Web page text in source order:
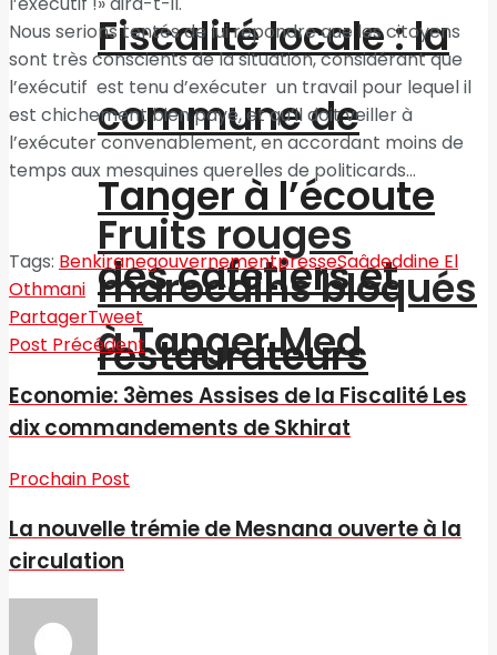
Fruits rouges
marocains bloqués
à Tanger Med
Fiscalité locale : la
commune de
Tanger à l’écoute
des cafetiers et
restaurateurs
Nous serions tentés de lui répondre que les citoyens
sont très conscients de la situation, considérant que
l’exécutif est tenu d’exécuter un travail pour lequel il
est chichement bien payé, et qu’il doit veiller à
l’exécuter convenablement, en accordant moins de
temps aux mesquines querelles de politicards…
Tags: BenkiranegouvernementpresseSaâdeddine El
Othmani
PartagerTweet
Post Précédent
Economie: 3èmes Assises de la Fiscalité Les
dix commandements de Skhirat
Prochain Post
La nouvelle trémie de Mesnana ouverte à la
circulation